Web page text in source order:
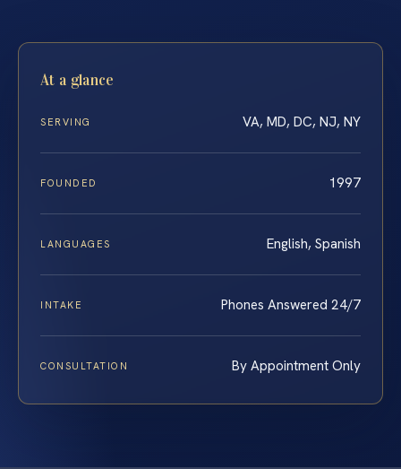
At a glance
SERVING VA, MD, DC, NJ, NY
FOUNDED 1997
LANGUAGES English, Spanish
INTAKE Phones Answered 24/7
CONSULTATION By Appointment Only